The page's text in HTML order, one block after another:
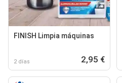
FINISH Limpia máquinas
2 días 2,95 €